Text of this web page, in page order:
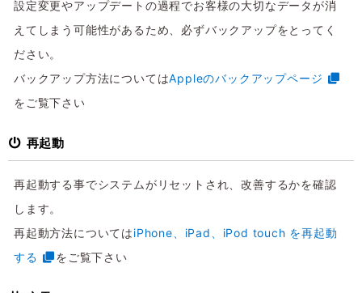
設定変更やアップデートの過程でお客様の大切なデータが消
えてしまう可能性があるため、必ずバックアップをとってく
ださい。
バックアップ方法についてはAppleのバックアップページ
をご覧下さい
再起動
再起動する事でシステムがリセットされ、改善するかを確認
します。
再起動方法についてはiPhone、iPad、iPod touch を再起動
する
をご覧下さい